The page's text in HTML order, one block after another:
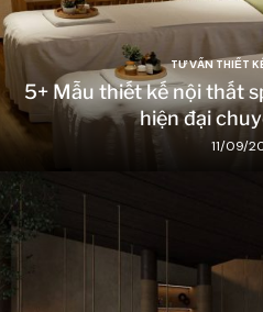
TƯ VẤN THIẾT
5+ Mẫu thiết kế nội thất
hiện đại
11/09/